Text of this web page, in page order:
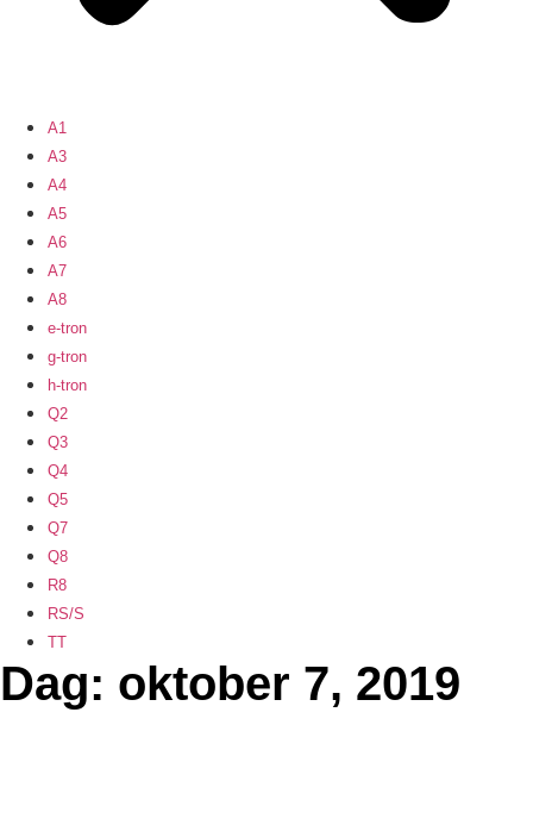
A1
A3
A4
A5
A6
A7
A8
e-tron
g-tron
h-tron
Q2
Q3
Q4
Q5
Q7
Q8
R8
RS/S
TT
Dag: oktober 7, 2019